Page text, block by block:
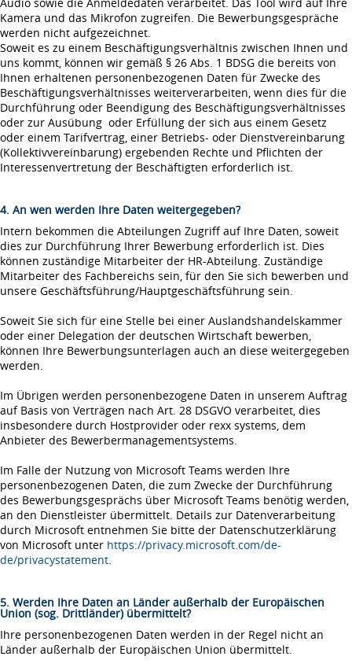
Kamera und das Mikrofon zugreifen. Die Bewerbungsgespräche
werden nicht aufgezeichnet.
Soweit es zu einem Beschäftigungsverhältnis zwischen Ihnen und
uns kommt, können wir gemäß § 26 Abs. 1 BDSG die bereits von
Ihnen erhaltenen personenbezogenen Daten für Zwecke des
Beschäftigungsverhältnisses weiterverarbeiten, wenn dies für die
Durchführung oder Beendigung des Beschäftigungsverhältnisses
oder zur Ausübung oder Erfüllung der sich aus einem Gesetz
oder einem Tarifvertrag, einer Betriebs- oder Dienstvereinbarung
(Kollektivvereinbarung) ergebenden Rechte und Pflichten der
Interessenvertretung der Beschäftigten erforderlich ist.
4. An wen werden Ihre Daten weitergegeben?
Intern bekommen die Abteilungen Zugriff auf Ihre Daten, soweit
dies zur Durchführung Ihrer Bewerbung erforderlich ist. Dies
können zuständige Mitarbeiter der HR-Abteilung. Zuständige
Mitarbeiter des Fachbereichs sein, für den Sie sich bewerben und
unsere Geschäftsführung/Hauptgeschäftsführung sein.
Soweit Sie sich für eine Stelle bei einer Auslandshandelskammer
oder einer Delegation der deutschen Wirtschaft bewerben,
können Ihre Bewerbungsunterlagen auch an diese weitergegeben
werden.
Im Übrigen werden personenbezogene Daten in unserem Auftrag
auf Basis von Verträgen nach Art. 28 DSGVO verarbeitet, dies
insbesondere durch Hostprovider oder rexx systems, dem
Anbieter des Bewerbermanagementsystems.
Im Falle der Nutzung von Microsoft Teams werden Ihre
personenbezogenen Daten, die zum Zwecke der Durchführung
des Bewerbungsgesprächs über Microsoft Teams benötig werden,
an den Dienstleister übermittelt. Details zur Datenverarbeitung
durch Microsoft entnehmen Sie bitte der Datenschutzerklärung
von Microsoft unter https://privacy.microsoft.com/de-
de/privacystatement.
5. Werden Ihre Daten an Länder außerhalb der Europäischen
Union (sog. Drittländer) übermittelt?
Ihre personenbezogenen Daten werden in der Regel nicht an
Länder außerhalb der Europäischen Union übermittelt.